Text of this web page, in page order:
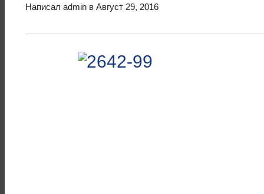
Написал admin в Август 29, 2016